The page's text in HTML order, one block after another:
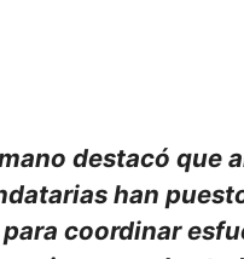
destacó que
han
coordinar